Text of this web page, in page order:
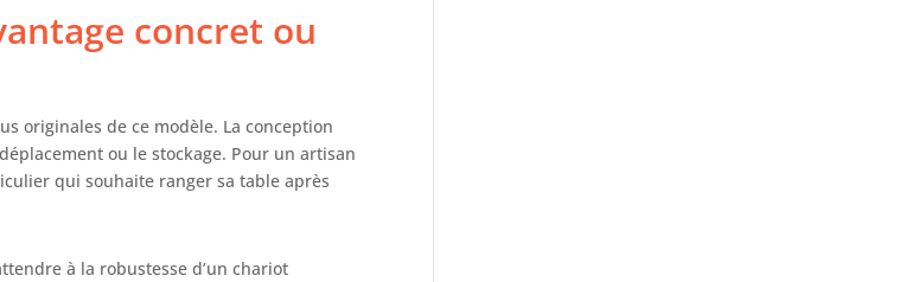
concret ou
originales de ce modèle. La conception
ou le stockage. Pour un artisan
qui souhaite ranger sa table après
à la robustesse d’un chariot